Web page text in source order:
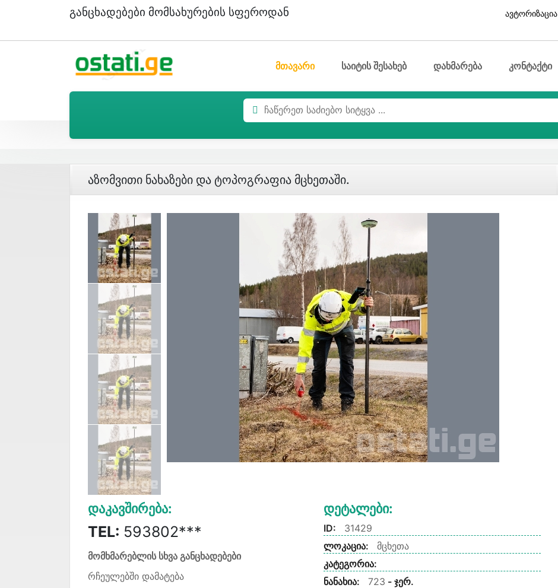
Განცხადებები Მომსახურების Სფეროდან ავტორიზაცია
მთავარი საიტის შესახებ დახმარება კონტაქტი
Აზომვითი Ნახაზები Და Ტოპოგრაფია Მცხეთაში.
Დაკავშირება:
TEL: 593802***
მომხმარებლის სხვა განცხადებები
რჩეულებში დამატება
Დეტალები:
ID:
31429
ლოკაცია:
მცხეთა
კატეგორია:
ნანახია:
723 - ჯერ.